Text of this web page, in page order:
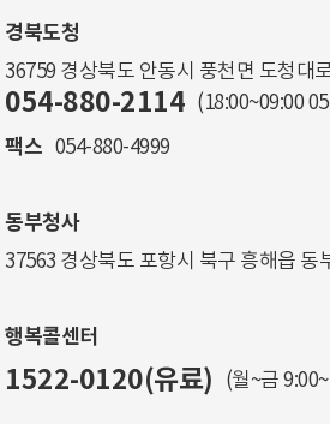
경북도청
36759 경상북도 안동시 풍천면 도청대
054-880-2114 (18:00~09:00
팩스 054-880-4999
동부청사
37563 경상북도 포항시 북구 흥해읍 동
행복콜센터
1522-0120(유료) (월~금